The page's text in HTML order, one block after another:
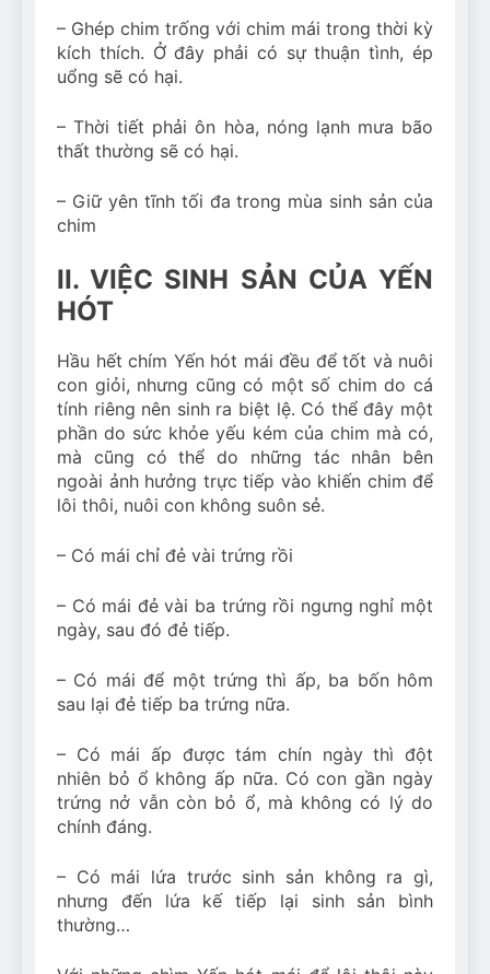
– Ghép chim trống với chim mái trong thời kỳ
kích thích. Ở đây phải có sự thuận tình, ép
uổng sẽ có hại.
– Thời tiết phải ôn hòa, nóng lạnh mưa bão
thất thường sẽ có hại.
– Giữ yên tĩnh tối đa trong mùa sinh sản của
chim
II. VIỆC SINH SẢN CỦA YẾN
HÓT
Hầu hết chím Yến hót mái đều để tốt và nuôi
con giỏi, nhưng cũng có một số chim do cá
tính riêng nên sinh ra biệt lệ. Có thể đây một
phần do sức khỏe yếu kém của chim mà có,
mà cũng có thể do những tác nhân bên
ngoài ảnh hưởng trực tiếp vào khiến chim để
lôi thôi, nuôi con không suôn sẻ.
– Có mái chỉ đẻ vài trứng rồi
– Có mái đẻ vài ba trứng rồi ngưng nghỉ một
ngày, sau đó đẻ tiếp.
– Có mái để một trứng thì ấp, ba bốn hôm
sau lại đẻ tiếp ba trứng nữa.
– Có mái ấp được tám chín ngày thì đột
nhiên bỏ ổ không ấp nữa. Có con gần ngày
trứng nở vẫn còn bỏ ổ, mà không có lý do
chính đáng.
– Có mái lứa trước sinh sản không ra gì,
nhưng đến lứa kế tiếp lại sinh sản bình
thường…